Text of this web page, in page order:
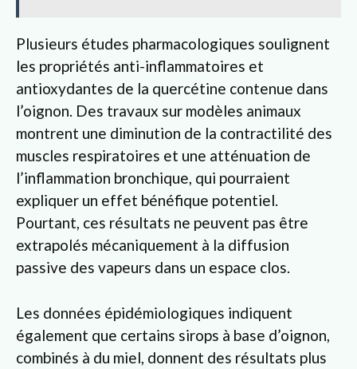
Plusieurs études pharmacologiques soulignent
les propriétés anti-inflammatoires et
antioxydantes de la quercétine contenue dans
l’oignon. Des travaux sur modèles animaux
montrent une diminution de la contractilité des
muscles respiratoires et une atténuation de
l’inflammation bronchique, qui pourraient
expliquer un effet bénéfique potentiel.
Pourtant, ces résultats ne peuvent pas être
extrapolés mécaniquement à la diffusion
passive des vapeurs dans un espace clos.
Les données épidémiologiques indiquent
également que certains sirops à base d’oignon,
combinés à du miel, donnent des résultats plus